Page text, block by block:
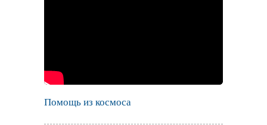
Помощь из космоса